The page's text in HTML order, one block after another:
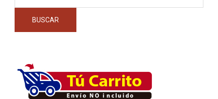
BUSCAR